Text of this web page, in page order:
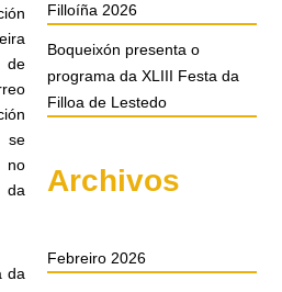
de
se
no
da
Filloíña 2026
Boqueixón presenta o
programa da XLIII Festa da
Filloa de Lestedo
Archivos
Febreiro 2026